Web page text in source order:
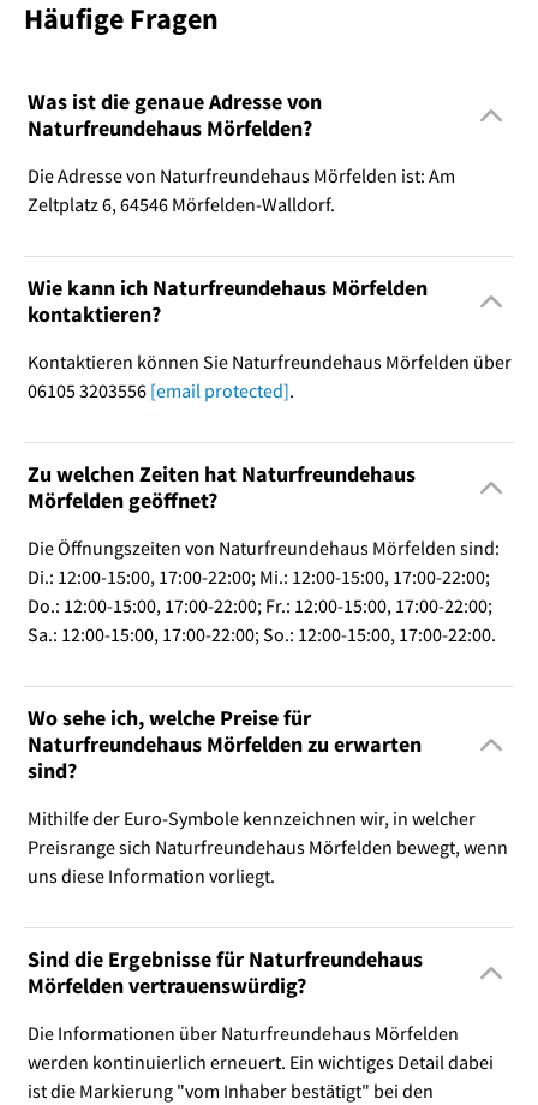
Häufige Fragen
Was ist die genaue Adresse von
Naturfreundehaus Mörfelden?
Die Adresse von Naturfreundehaus Mörfelden ist: Am
Zeltplatz 6, 64546 Mörfelden-Walldorf.
Wie kann ich Naturfreundehaus Mörfelden
kontaktieren?
Kontaktieren können Sie Naturfreundehaus Mörfelden über
06105 3203556 [email protected].
Zu welchen Zeiten hat Naturfreundehaus
Mörfelden geöffnet?
Die Öffnungszeiten von Naturfreundehaus Mörfelden sind:
Di.: 12:00-15:00, 17:00-22:00; Mi.: 12:00-15:00, 17:00-22:00;
Do.: 12:00-15:00, 17:00-22:00; Fr.: 12:00-15:00, 17:00-22:00;
Sa.: 12:00-15:00, 17:00-22:00; So.: 12:00-15:00, 17:00-22:00.
Wo sehe ich, welche Preise für
Naturfreundehaus Mörfelden zu erwarten
sind?
Mithilfe der Euro-Symbole kennzeichnen wir, in welcher
Preisrange sich Naturfreundehaus Mörfelden bewegt, wenn
uns diese Information vorliegt.
Sind die Ergebnisse für Naturfreundehaus
Mörfelden vertrauenswürdig?
Die Informationen über Naturfreundehaus Mörfelden
werden kontinuierlich erneuert. Ein wichtiges Detail dabei
ist die Markierung "vom Inhaber bestätigt" bei den